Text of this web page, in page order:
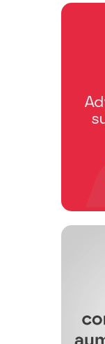
RT
prolatora
que não
que o
habitual
curtos
na
contido
ACT 95/
Por